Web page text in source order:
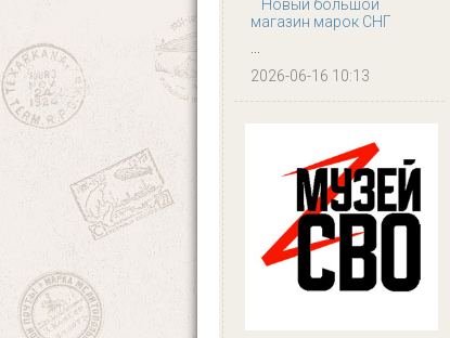
Новый большой
магазин марок СНГ
...
2026-06-16 10:13